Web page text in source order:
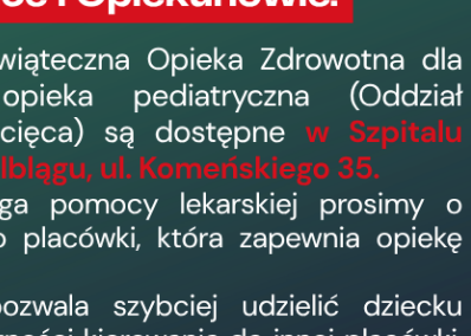
usług zdrowotnych